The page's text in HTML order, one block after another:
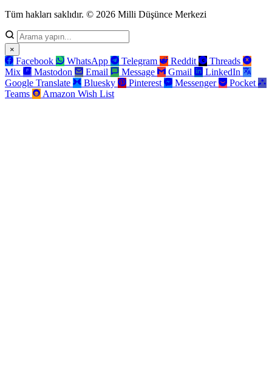
Tüm hakları saklıdır. © 2026 Milli Düşünce Merkezi
×
Facebook WhatsApp Telegram Reddit
Threads
Mix
Mastodon Email Message Gmail
LinkedIn
Google Translate
Bluesky Pinterest Messenger
Pocket
Teams
Amazon Wish List